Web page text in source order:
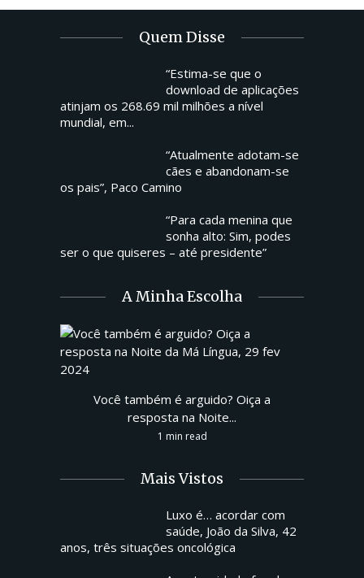
Quem Disse
“Estima-se que o
download de aplicações
atinjam os 268.69 mil milhões a nível
mundial, em...
“Atualmente adotam-se
cães e abandonam-se
os pais”, Paco Camino
“Para cada menina que
sonha alto: Sim, podes
ser o que quiseres – até presidente”
A Minha Escolha
Você também é arguido? Oiça a
resposta na Noite...
1 min read
Mais Vistos
Luxo é… acordar com
saúde, João da Silva, 42
anos, três situações oncológica